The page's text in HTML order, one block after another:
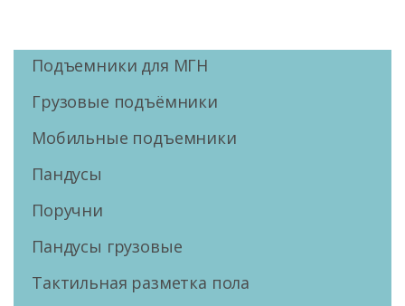
Подъемники для МГН
Грузовые подъёмники
Мобильные подъемники
Пандусы
Поручни
Пандусы грузовые
Тактильная разметка пола